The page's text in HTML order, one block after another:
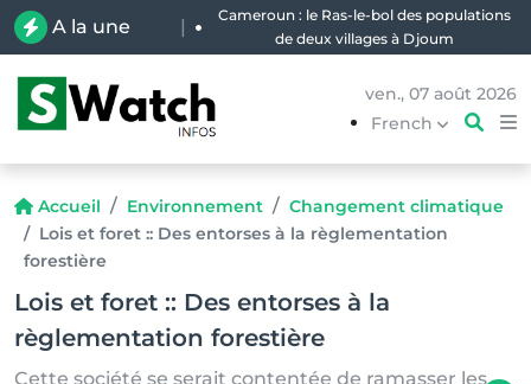
A la une |
Cameroun : le Ras-le-bol des populations
de deux villages à Djoum
ven., 07 août 2026
French
Accueil Environnement
Changement climatique
Lois et foret :: Des entorses à la règlementation
forestière
Lois et foret :: Des entorses à la
règlementation forestière
Cette société se serait contentée de ramasser les